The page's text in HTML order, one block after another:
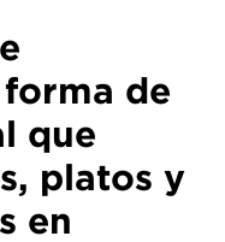
de
que
platos y
en